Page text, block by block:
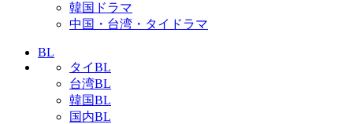
韓国ドラマ
中国・台湾・タイドラマ
BL
タイBL
台湾BL
韓国BL
国内BL